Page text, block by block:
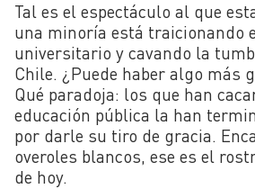
Tal es el espectáculo al que
una minoría está traicionando
universitario y cavando la
Chile. ¿Puede haber algo más
Qué paradoja: los que han
educación pública la han
por darle su tiro de gracia.
overoles blancos, ese es el
de hoy.